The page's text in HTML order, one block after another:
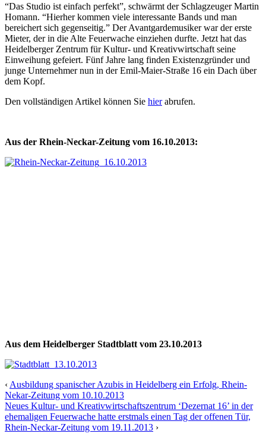
“Das Studio ist einfach perfekt”, schwärmt der Schlagzeuger Martin
Homann. “Hierher kommen viele interessante Bands und man
bereichert sich gegenseitig.” Der Avantgardemusiker war der erste
Mieter, der in die Alte Feuerwache einziehen durfte. Jetzt hat das
Heidelberger Zentrum für Kultur- und Kreativwirtschaft seine
Einweihung gefeiert. Fünf Jahre lang finden Existenzgründer und
junge Unternehmer nun in der Emil-Maier-Straße 16 ein Dach über
dem Kopf.
Den vollständigen Artikel können Sie hierabrufen.
Aus der Rhein-Neckar-Zeitung vom 16.10.2013:
Aus dem Heidelberger Stadtblatt vom 23.10.2013
‹ Ausbildung spanischer Azubis in Heidelberg ein Erfolg, Rhein-
Nekar-Zeitung vom 10.10.2013
Neues Kultur- und Kreativwirtschaftszentrum ‘Dezernat 16’ in der
ehemaligen Feuerwache hatte erstmals einen Tag der offenen Tür,
Rhein-Neckar-Zeitung vom 19.11.2013 ›